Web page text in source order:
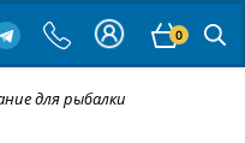
0
для рыбалки